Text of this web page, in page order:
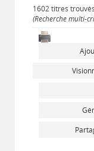
1602 titres
(Recherche multi-